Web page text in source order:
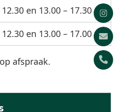
12.30 en 13.00 – 17.30
12.30 en 13.00 – 17.00
afspraak.